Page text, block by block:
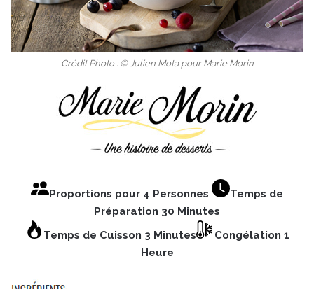
Crédit Photo : © Julien Mota pour Marie Morin
Proportions pour 4 Personnes
Temps de
Préparation 30 Minutes
Temps de Cuisson 3 Minutes
Congélation 1
Heure